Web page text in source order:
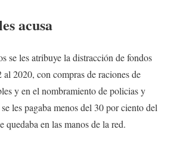
acusa
se les atribuye la distracción de fondos
2020, con compras de raciones de
y en el nombramiento de policias y
les pagaba menos del 30 por ciento del
quedaba en las manos de la red.